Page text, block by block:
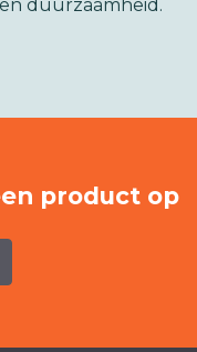
duurzaamheid.
product op